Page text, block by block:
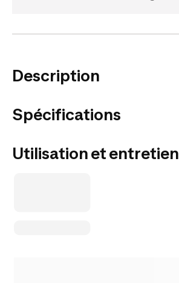
Description
Spécifications
Utilisation et entretien